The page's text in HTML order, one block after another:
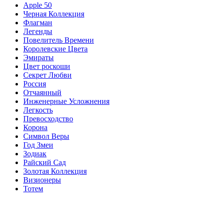
Apple 50
Черная Коллекция
Флагман
Легенды
Повелитель Времени
Королевские Цвета
Эмираты
Цвет роскоши
Секрет Любви
Россия
Отчаянный
Инженерные Усложнения
Легкость
Превосходство
Корона
Символ Веры
Год Змеи
Зодиак
Райский Сад
Золотая Коллекция
Визионеры
Тотем